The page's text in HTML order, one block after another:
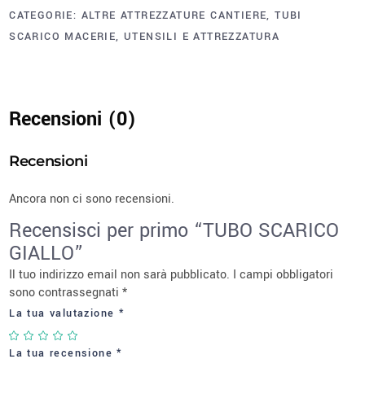
CATEGORIE: ALTRE ATTREZZATURE CANTIERE,TUBI
SCARICO MACERIE,UTENSILI E ATTREZZATURA
Recensioni (0)
Recensioni
Ancora non ci sono recensioni.
Recensisci per primo “TUBO SCARICO
GIALLO”
Il tuo indirizzo email non sarà pubblicato. I campi obbligatori
sono contrassegnati*
La tua valutazione *
La tua recensione*